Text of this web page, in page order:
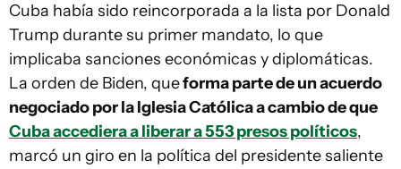
Cuba había sido reincorporada a la lista por Donald
Trump durante su primer mandato, lo que
implicaba sanciones económicas y diplomáticas.
La orden de Biden, queforma parte de un acuerdo
negociado por la Iglesia Católica a cambio de que
Cuba accediera a liberar a 553 presos políticos,
marcó un giro en la política del presidente saliente